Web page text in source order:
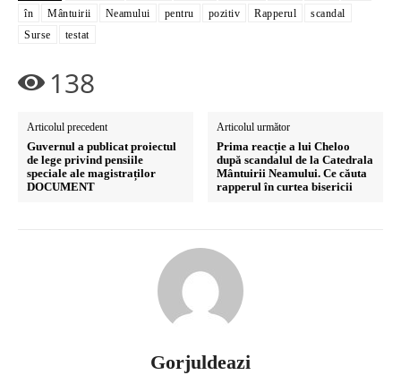
în
Mântuirii Neamului pentru pozitiv Rapperul
scandal
Surse
testat
138
Articolul precedent
Guvernul a publicat proiectul
de lege privind pensiile
speciale ale magistraților
DOCUMENT
Articolul următor
Prima reacție a lui Cheloo
după scandalul de la Catedrala
Mântuirii Neamului. Ce căuta
rapperul în curtea bisericii
Gorjuldeazi